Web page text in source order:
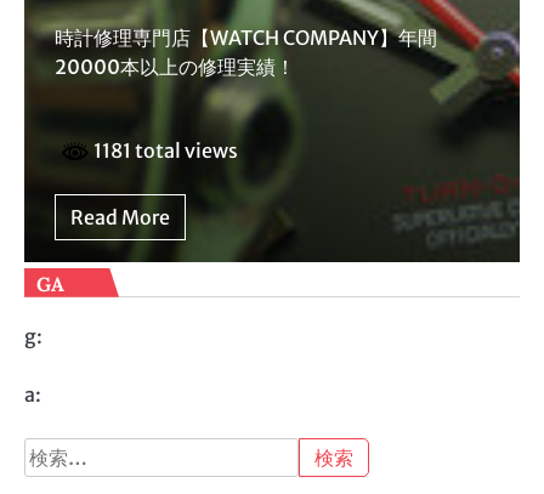
時計修理専門店【WATCH COMPANY】年間
20000本以上の修理実績！
1181 total views
Read More
GA
g:
a:
検
索: